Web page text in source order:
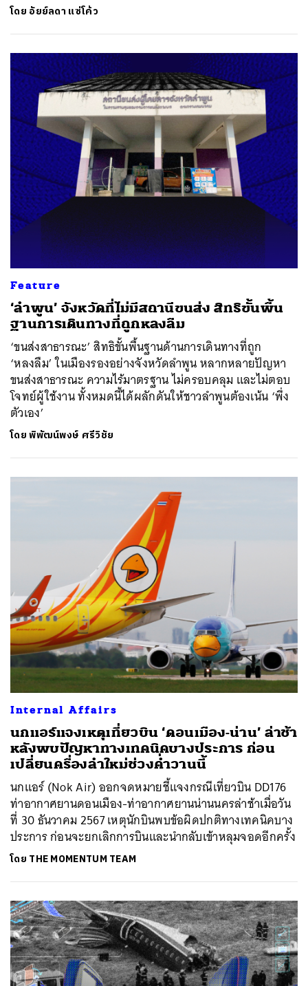
โดย อัยย์ลดา แซ่โค้ว
Feature
‘ลำพูน’ จังหวัดที่ไม่มีสถานีขนส่ง สิทธิขั้นพื้น
ฐานการเดินทางที่ถูกหลงลืม
‘ขนส่งสาธารณะ’ สิทธิขั้นพื้นฐานด้านการเดินทางที่ถูก
‘หลงลืม’ ในเมืองรองอย่างจังหวัดลำพูน หลากหลายปัญหา
ขนส่งสาธารณะ ความไร้มาตรฐาน ไม่ครอบคลุม และไม่ตอบ
โจทย์ผู้ใช้งาน ทั้งหมดนี้ได้ผลักดันให้ชาวลำพูนต้องเน้น ‘พึ่ง
ตัวเอง’
โดยพิพัฒน์พงษ์ ศรีวิชัย
Internal Affairs
นกแอร์แจงเหตุเที่ยวบิน ‘ดอนเมือง-น่าน’ ล่าช้า
หลังพบปัญหาทางเทคนิคบางประการ ก่อน
เปลี่ยนครื่องลำใหม่ช่วงค่ำวานนี้
นกแอร์ (Nok Air) ออกจดหมายชี้แจงกรณีเที่ยวบิน DD176
ท่าอากาศยานดอนเมือง-ท่าอากาศยานน่านนครล่าช้าเมื่อวัน
ที่ 30 ธันวาคม 2567 เหตุนักบินพบข้อผิดปกติทางเทคนิคบาง
ประการ ก่อนจะยกเลิกการบินและนำกลับเข้าหลุมจอดอีกครั้ง
โดย THE MOMENTUM TEAM